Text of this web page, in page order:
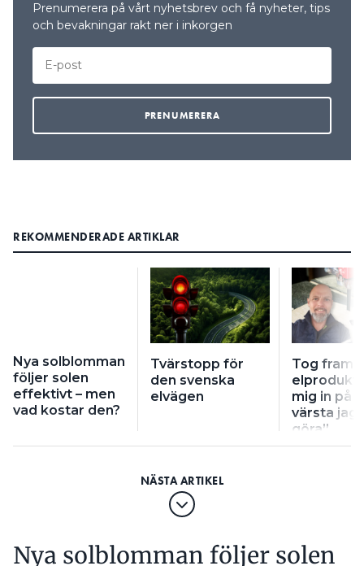
Prenumerera på vårt nyhetsbrev och få nyheter, tips
och bevakningar rakt ner i inkorgen
REKOMMENDERADE ARTIKLAR
Nya solblomman
följer solen
effektivt – men
vad kostar den?
Tvärstopp för
den svenska
elvägen
Tog fram
elprodukt:
mig in på
värsta jag
göra”
Nya solblomman följer solen